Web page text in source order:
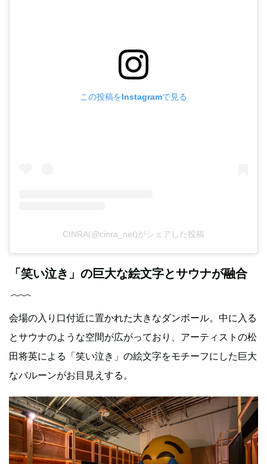
この投稿をInstagramで見る
CINRA(@cinra_net)がシェアした投稿
「笑い泣き」の巨大な絵文字とサウナが融合
会場の入り口付近に置かれた大きなダンボール。中に入る
とサウナのような空間が広がっており、アーティストの松
田将英による「笑い泣き」の絵文字をモチーフにした巨大
なバルーンがお目見えする。